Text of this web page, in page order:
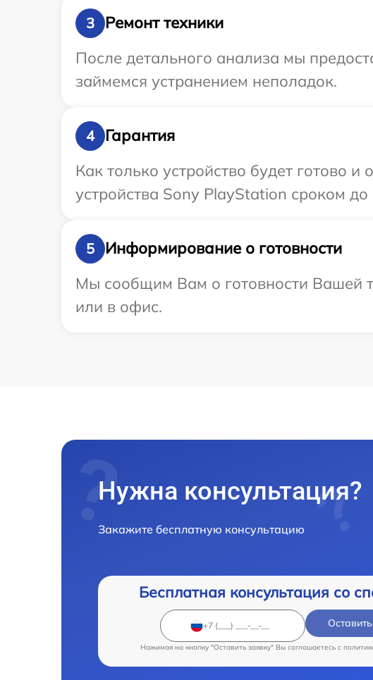
3
Ремонт техники
После детального анализа мы
займемся устранением неполадок.
4
Гарантия
Как только устройство будет готово
устройства Sony PlayStation сроком до
5
Информирование о готовности
Мы сообщим Вам о готовности Вашей
или в офис.
Нужна консультация?
Закажите бесплатную консультацию
Бесплатная консультация со
Нажимая на кнопку "Оставить заявку" Вы соглашаетесь c